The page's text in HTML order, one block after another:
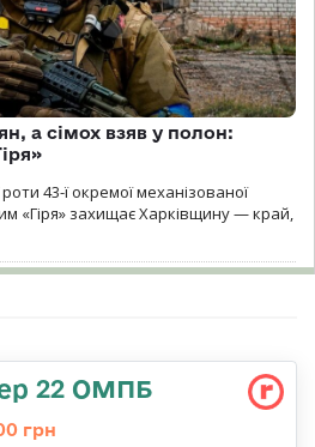
а сімох взяв у полон:
43-ї окремої механізованої
«Гіря» захищає Харківщину — край,
22 ОМПБ
грн